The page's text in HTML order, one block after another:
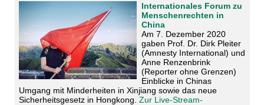
Internationales Forum zu
Menschenrechten in
China
Am 7. Dezember 2020
gaben Prof. Dr. Dirk Pleiter
(Amnesty International) und
Anne Renzenbrink
(Reporter ohne Grenzen)
Einblicke in Chinas
Umgang mit Minderheiten in Xinjiang sowie das neue
Sicherheitsgesetz in Hongkong. Zur Live-Stream-